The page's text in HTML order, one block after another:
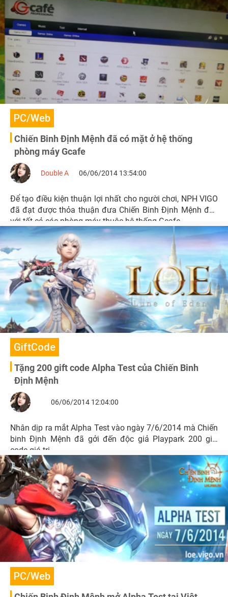
PC/Web
Chiến Binh Định Mệnh đã có mặt ở hệ thống
phòng máy Gcafe
Double A 06/06/2014 13:54:00
Để tạo điều kiện thuận lợi nhất cho người chơi, NPH VIGO
đã đạt được thỏa thuận đưa Chiến Binh Định Mệnh đến
với tất cả các phòng máy thuộc hệ thống Gcafe.
GiftCode
Tặng 200 gift code Alpha Test của Chiến Binh
Định Mệnh
06/06/2014 12:04:00
Nhân dịp ra mắt Alpha Test vào ngày 7/6/2014 mà Chiến
binh Định Mệnh đã gởi đến độc giả Playpark 200 gift
code giá trị.
PC/Web